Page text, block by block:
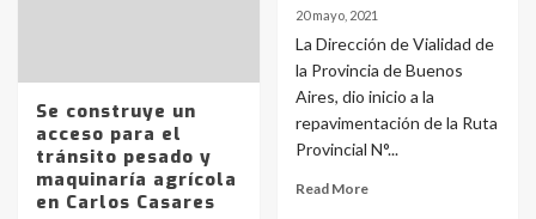
Se construye un
acceso para el
tránsito pesado y
maquinaría agrícola
en Carlos Casares
20 mayo, 2021
La Dirección de Vialidad de
la Provincia de Buenos
Aires, dio inicio a la
repavimentación de la Ruta
Provincial N°...
Read More